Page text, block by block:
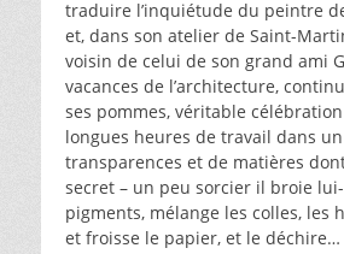
traduire l’inquiétude du peintre
et, dans son atelier de Saint-
voisin de celui de son grand ami
vacances de l’architecture,
ses pommes, véritable
longues heures de travail dans
transparences et de matières
secret – un peu sorcier il broie
pigments, mélange les colles, les
et froisse le papier, et le déchire…